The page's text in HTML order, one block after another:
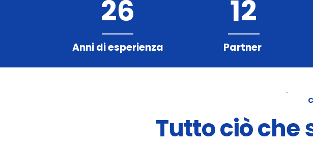
26
Anni di esperienza
12
Partner
Tutto ciò che